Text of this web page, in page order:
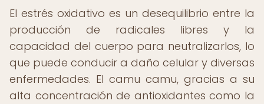
El estrés oxidativo es un desequilibrio entre la
producción de radicales libres y la
capacidad del cuerpo para neutralizarlos, lo
que puede conducir a daño celular y diversas
enfermedades. El camu camu, gracias a su
alta concentración de antioxidantes como la